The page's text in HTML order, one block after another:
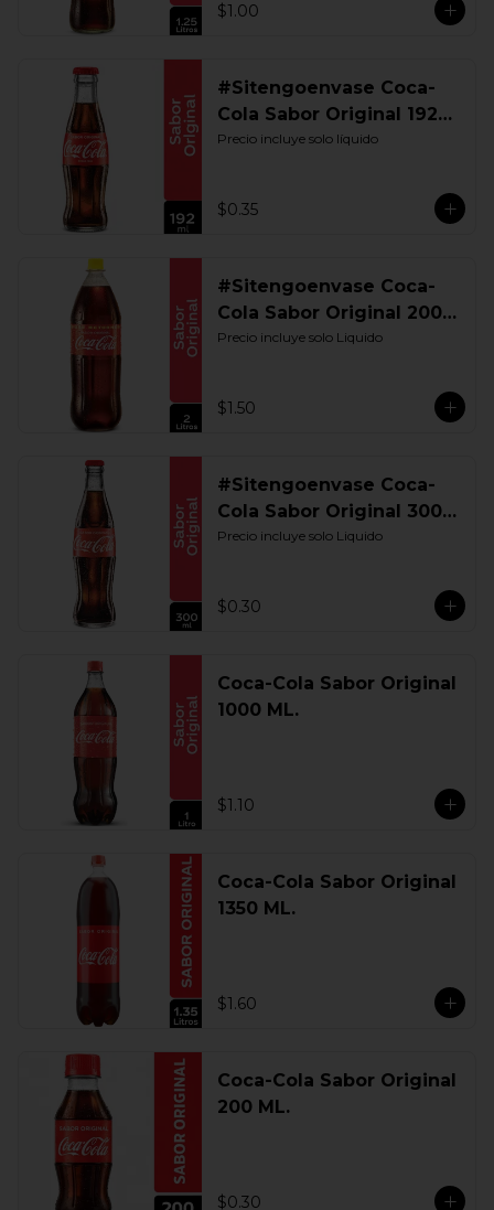
$1.00
#Sitengoenvase Coca-
Cola Sabor Original 192
ML. Retornable
Precio incluye solo líquido
$0.35
#Sitengoenvase Coca-
Cola Sabor Original 2000
ML. Retornable
Precio incluye solo Liquido
$1.50
#Sitengoenvase Coca-
Cola Sabor Original 300
ML. Retornable
Precio incluye solo Liquido
$0.30
Coca-Cola Sabor Original
1000 ML.
$1.10
Coca-Cola Sabor Original
1350 ML.
$1.60
Coca-Cola Sabor Original
200 ML.
$0.30